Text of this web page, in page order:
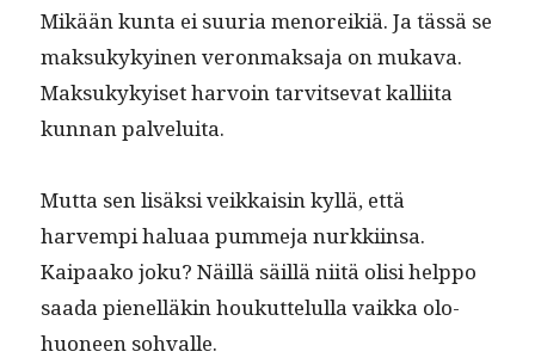
Mikään kun­ta ei suuria menor­eik­iä. Ja tässä se
mak­sukykyi­nen veron­mak­sa­ja on muka­va.
Mak­sukykyiset har­voin tarvit­se­vat kalli­ita
kun­nan palveluita.
Mut­ta sen lisäk­si veikkaisin kyl­lä, että
harvem­pi halu­aa pum­me­ja nurkki­in­sa.
Kaipaako joku? Näil­lä säil­lä niitä olisi help­po
saa­da pienel­läkin houkut­telul­la vaik­ka olo­
huoneen sohvalle.